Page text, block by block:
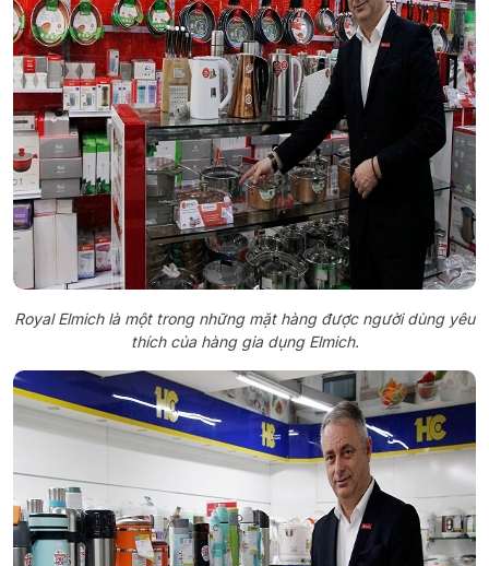
Royal Elmich là một trong những mặt hàng được người dùng yêu
thích của hàng gia dụng Elmich.